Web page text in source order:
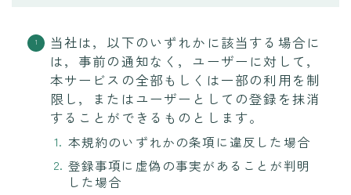
当社は，以下のいずれかに該当する場合に
は，事前の通知なく，ユーザーに対して，
本サービスの全部もしくは一部の利用を制
限し，またはユーザーとしての登録を抹消
することができるものとします。
本規約のいずれかの条項に違反した場合
登録事項に虚偽の事実があることが判明
した場合